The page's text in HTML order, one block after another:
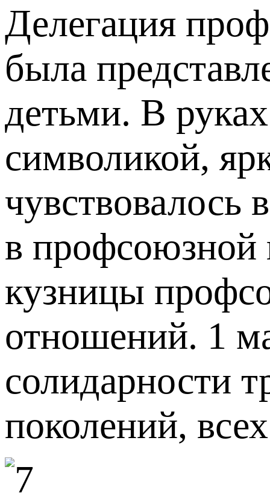
Делегация
была
детьми. В
символикой,
чувствовалось
в профсоюзной
кузницы
отношений. 1
солидарности
поколений,